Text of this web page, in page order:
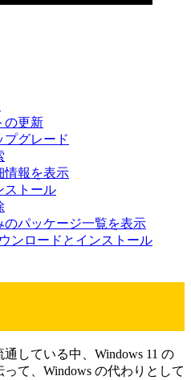
の更新
プグレード
情報を表示
ストール
のパッケージ一覧を表示
ンロードとインストール
している中、Windows 11 の
て、Windows の代わりとして